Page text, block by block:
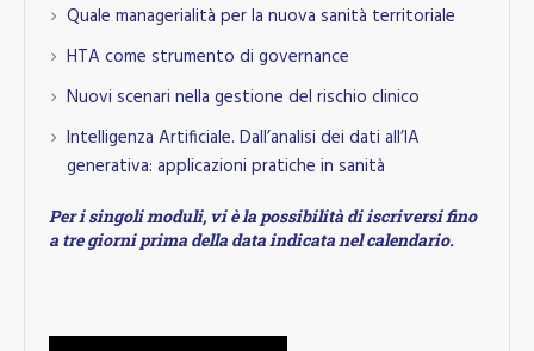
Quale managerialità per la nuova sanità territoriale
HTA come strumento di governance
Nuovi scenari nella gestione del rischio clinico
Intelligenza Artificiale. Dall’analisi dei dati all’IA
generativa: applicazioni pratiche in sanità
Per i singoli moduli, vi è la possibilità di iscriversi fino
a tre giorni prima della data indicata nel calendario.